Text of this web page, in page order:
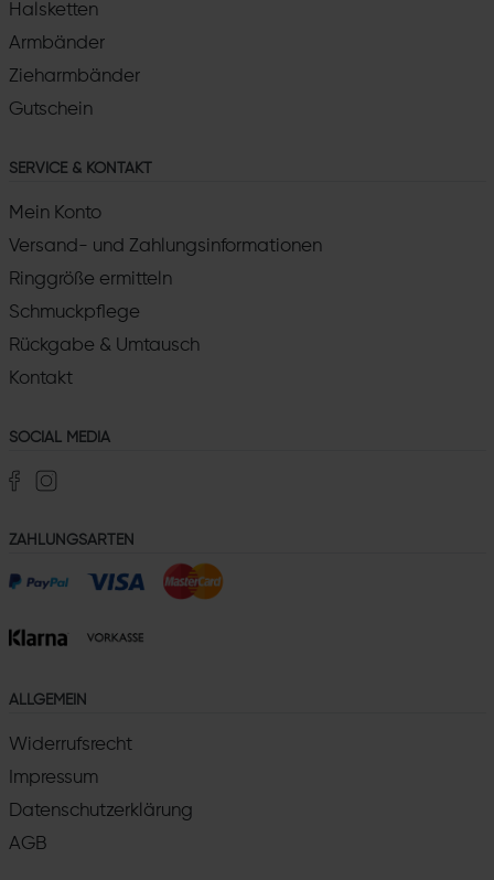
Halsketten
Armbänder
Zieharmbänder
Gutschein
SERVICE & KONTAKT
Mein Konto
Versand- und Zahlungsinformationen
Ringgröße ermitteln
Schmuckpflege
Rückgabe & Umtausch
Kontakt
SOCIAL MEDIA
ZAHLUNGSARTEN
ALLGEMEIN
Widerrufsrecht
Impressum
Datenschutzerklärung
AGB